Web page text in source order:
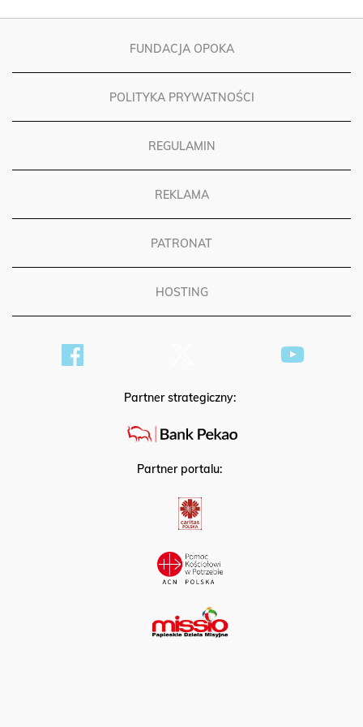
FUNDACJA OPOKA
POLITYKA PRYWATNOŚCI
REGULAMIN
REKLAMA
PATRONAT
HOSTING
Partner strategiczny:
Partner portalu: